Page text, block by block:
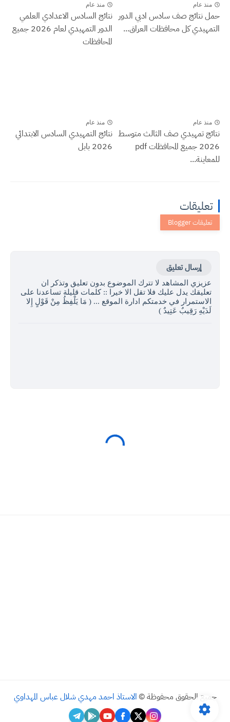
منذ عام
حمل نتائج صف سادس ادبي الدور
التمهيدي كل محافظات العراق...
منذ عام
نتائج السادس الاعدادي العلمي
الدور التمهيدي لعام 2026 جميع
المحافظات
منذ عام
نتائج تمهيدي صف الثالث متوسط
2026 جميع المحافظات pdf
للمعاينة...
منذ عام
نتائج التمهيدي السادس الابتدائي
2026 بابل
تعليقات
إرسال تعليق
عزيزي المشاهد لا تترك الموضوع بدون تعليق وتذكر ان
تعليقك يدل عليك فلا تقل الا خيرا :: كلمات قليلة تساعدنا على
الاستمرار في خدمتكم ادارة الموقع ... ( مَا يَلْفِظُ مِنْ قَوْلٍ إِلا
لَدَيْهِ رَقِيبٌ عَتِيدٌ )
جميع الحقوق محفوظة © الاستاذ احمد مهدي شلال عباس المهداوي